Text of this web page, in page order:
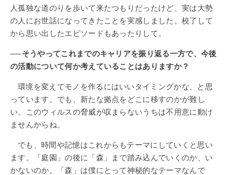
人孤独な道のりを歩いて来たつもりだったけど、実は大勢
の人にお世話になってきたことを実感しました。校了して
から思い出したエピソードもあったりして。
──そうやってこれまでのキャリアを振り返る一方で、今後
の活動について何か考えていることはありますか？
環境を変えてモノを作るにはいいタイミングかな、と思
っています。でも、新たな拠点をどこに移すのかが難し
い。このウィルスの脅威が収まらないうちは不用意に動け
ませんからね。
でも、時間や記憶はこれからもテーマにしていくと思い
ます。「庭園」の後に「森」まで踏み込んでいくのか、い
かないのか。「森」は僕にとって神秘的なテーマなんで